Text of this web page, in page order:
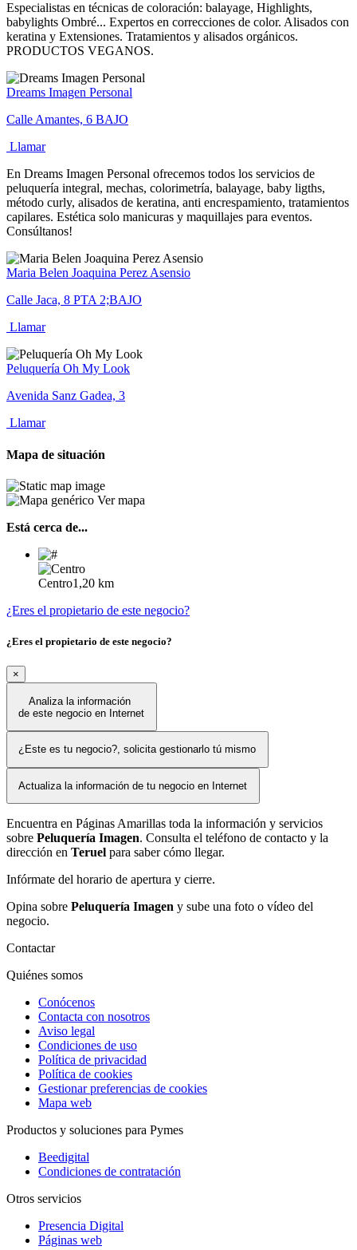
Especialistas en técnicas de coloración: balayage, Highlights,
babylights Ombré... Expertos en correcciones de color. Alisados con
keratina y Extensiones. Tratamientos y alisados orgánicos.
PRODUCTOS VEGANOS.
Dreams Imagen Personal
Calle Amantes, 6 BAJO
Llamar
En Dreams Imagen Personal ofrecemos todos los servicios de
peluquería integral, mechas, colorimetría, balayage, baby ligths,
método curly, alisados de keratina, anti encrespamiento, tratamientos
capilares. Estética solo manicuras y maquillajes para eventos.
Consúltanos!
Maria Belen Joaquina Perez Asensio
Calle Jaca, 8 PTA 2;BAJO
Llamar
Peluquería Oh My Look
Avenida Sanz Gadea, 3
Llamar
Mapa de situación
Ver mapa
Está cerca de...
Centro1,20 km
¿Eres el propietario de este negocio?
¿Eres el propietario de este negocio?
×
Analiza la información
de este negocio en Internet
¿Este es tu negocio?, solicita gestionarlo tú mismo
Actualiza la información de tu negocio en Internet
Encuentra en Páginas Amarillas toda la información y servicios
sobre Peluquería Imagen. Consulta el teléfono de contacto y la
dirección en Teruel para saber cómo llegar.
Infórmate del horario de apertura y cierre.
Opina sobre Peluquería Imagen y sube una foto o vídeo del
negocio.
Contactar
Quiénes somos
Conócenos
Contacta con nosotros
Aviso legal
Condiciones de uso
Política de privacidad
Política de cookies
Gestionar preferencias de cookies
Mapa web
Productos y soluciones para Pymes
Beedigital
Condiciones de contratación
Otros servicios
Presencia Digital
Páginas web